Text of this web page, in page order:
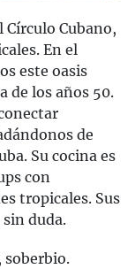
Cubano,
En el
este oasis
de los años 50.
de
Su cocina es
con
tropicales. Sus
duda.
soberbio.